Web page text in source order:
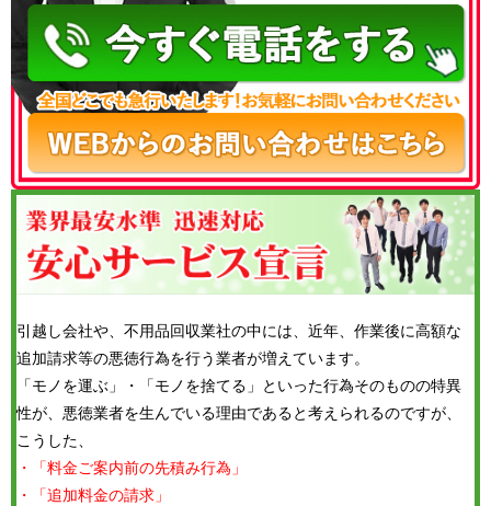
引越し会社や、不用品回収業社の中には、近年、作業後に高額な
追加請求等の悪徳行為を行う業者が増えています。
「モノを運ぶ」・「モノを捨てる」といった行為そのものの特異
性が、悪徳業者を生んでいる理由であると考えられるのですが、
こうした、
・「料金ご案内前の先積み行為」
・「追加料金の請求」